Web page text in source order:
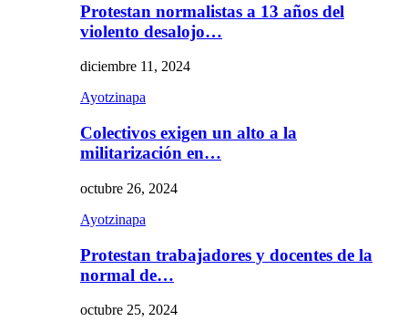
Protestan normalistas a 13 años del
violento desalojo…
diciembre 11, 2024
Ayotzinapa
Colectivos exigen un alto a la
militarización en…
octubre 26, 2024
Ayotzinapa
Protestan trabajadores y docentes de la
normal de…
octubre 25, 2024